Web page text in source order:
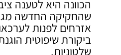
הכוונה היא לטענה
שהחקיקה החדשה
אזרחים לפנות
ביקורת שיפוטית
שלטוניות.